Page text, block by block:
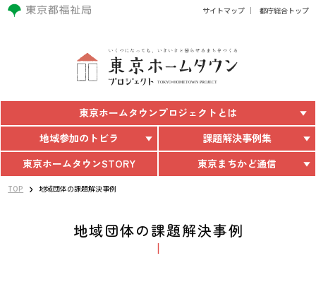
サイトマップ 都庁総合トップ
東京ホームタウンプロジェクトとは
地域参加のトビラ
課題解決事例集
東京ホームタウンSTORY 東京まちかど通信
TOP 地域団体の課題解決事例
地域団体の課題解決事例